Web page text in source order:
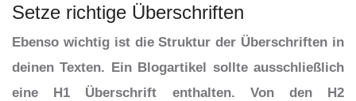
Setze richtige Überschriften
Ebenso wichtig ist die Struktur der Überschriften in
deinen Texten. Ein Blogartikel sollte ausschließlich
eine H1 Überschrift enthalten. Von den H2